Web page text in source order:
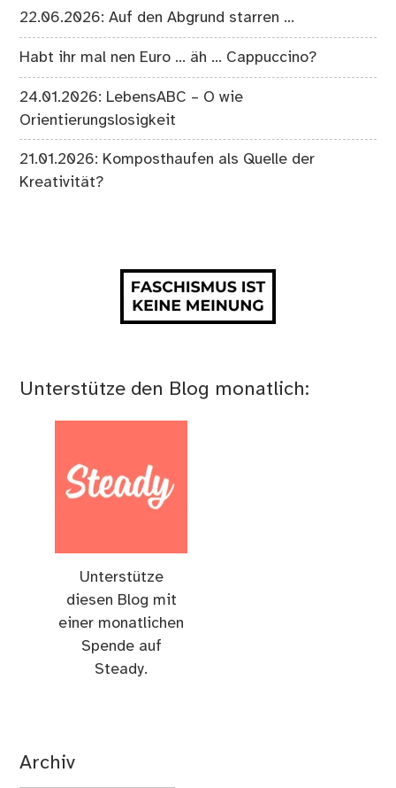
22.06.2026: Auf den Abgrund starren …
Habt ihr mal nen Euro … äh … Cappuccino?
24.01.2026: LebensABC – O wie
Orientierungslosigkeit
21.01.2026: Komposthaufen als Quelle der
Kreativität?
Unterstütze den Blog monatlich:
Unterstütze
diesen Blog mit
einer monatlichen
Spende auf
Steady.
Archiv